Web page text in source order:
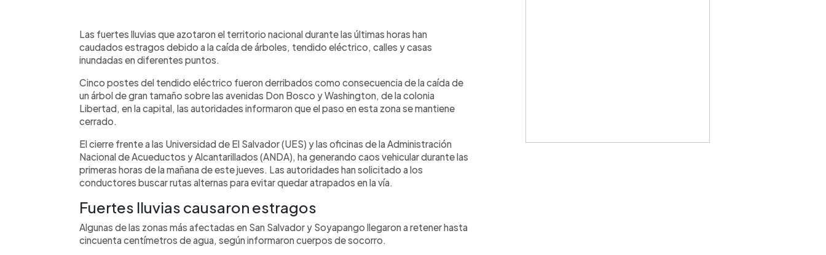
► Escuchar artículo
Las fuertes lluvias que azotaron el territorio nacional durante las últimas horas han
caudados estragos debido a la caída de árboles, tendido eléctrico, calles y casas
inundadas en diferentes puntos.
Cinco postes del tendido eléctrico fueron derribados como consecuencia de la caída de
un árbol de gran tamaño sobre las avenidas Don Bosco y Washington, de la colonia
Libertad, en la capital, las autoridades informaron que el paso en esta zona se mantiene
cerrado.
El cierre frente a las Universidad de El Salvador (UES) y las oficinas de la Administración
Nacional de Acueductos y Alcantarillados (ANDA), ha generando caos vehicular durante las
primeras horas de la mañana de este jueves. Las autoridades han solicitado a los
conductores buscar rutas alternas para evitar quedar atrapados en la vía.
Fuertes lluvias causaron estragos
Algunas de las zonas más afectadas en San Salvador y Soyapango llegaron a retener hasta
cincuenta centímetros de agua, según informaron cuerpos de socorro.